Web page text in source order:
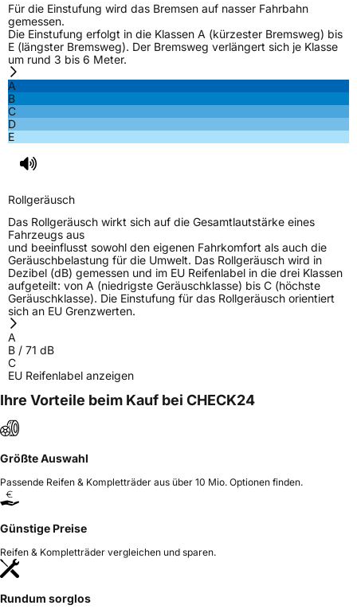
Für die Einstufung wird das Bremsen auf nasser Fahrbahn
gemessen.
Die Einstufung erfolgt in die Klassen A (kürzester Bremsweg) bis
E (längster Bremsweg). Der Bremsweg verlängert sich je Klasse
um rund 3 bis 6 Meter.
A
B
C
D
E
Rollgeräusch
Das Rollgeräusch wirkt sich auf die Gesamtlautstärke eines
Fahrzeugs aus
und beeinflusst sowohl den eigenen Fahrkomfort als auch die
Geräuschbelastung für die Umwelt. Das Rollgeräusch wird in
Dezibel (dB) gemessen und im EU Reifenlabel in die drei Klassen
aufgeteilt: von A (niedrigste Geräuschklasse) bis C (höchste
Geräuschklasse). Die Einstufung für das Rollgeräusch orientiert
sich an EU Grenzwerten.
A
B / 71 dB
C
EU Reifenlabel anzeigen
Ihre Vorteile beim Kauf bei CHECK24
Größte Auswahl
Passende Reifen & Kompletträder aus über 10 Mio. Optionen finden.
Günstige Preise
Reifen & Kompletträder vergleichen und sparen.
Rundum sorglos